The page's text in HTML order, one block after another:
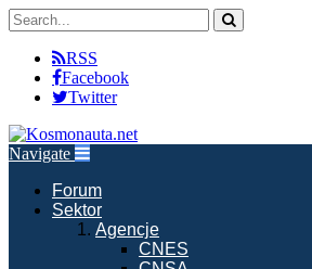
RSS
Facebook
Twitter
Navigate
Forum
Sektor
Agencje
CNES